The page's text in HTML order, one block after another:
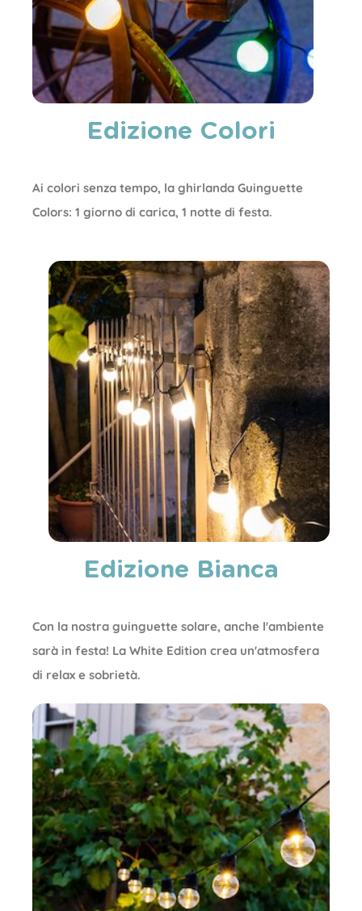
Edizione Colori
Ai colori senza tempo, la ghirlanda Guinguette
Colors: 1 giorno di carica, 1 notte di festa.
Edizione Bianca
Con la nostra guinguette solare, anche l'ambiente
sarà in festa! La White Edition crea un'atmosfera
di relax e sobrietà.